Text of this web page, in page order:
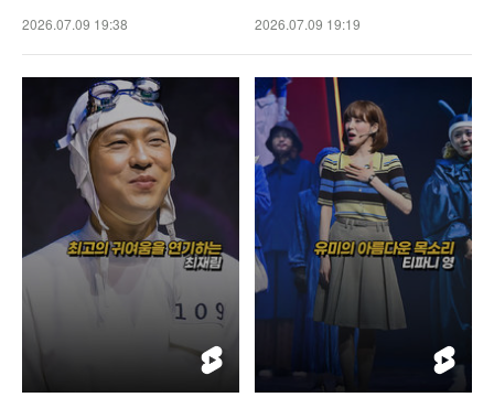
2026.07.09 19:38 2026.07.09 19:19